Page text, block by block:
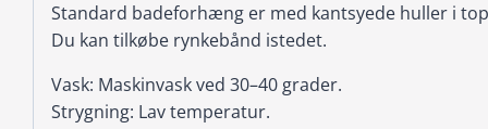
Standard badeforhæng er med kantsyede huller i
Du kan tilkøbe rynkebånd istedet.
Vask: Maskinvask ved 30–40 grader.
Strygning: Lav temperatur.